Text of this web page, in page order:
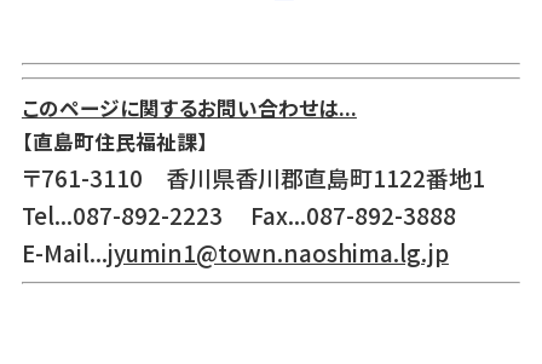
このページに関するお問い合わせは...
【直島町住民福祉課】
〒761-3110 香川県香川郡直島町1122番地1
Tel...087-892-2223 Fax...087-892-3888
E-Mail...jyumin1@town.naoshima.lg.jp